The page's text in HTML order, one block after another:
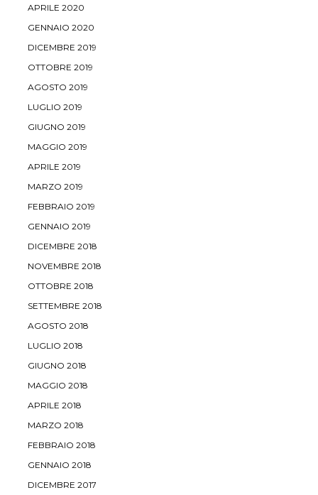
APRILE 2020
GENNAIO 2020
DICEMBRE 2019
OTTOBRE 2019
AGOSTO 2019
LUGLIO 2019
GIUGNO 2019
MAGGIO 2019
APRILE 2019
MARZO 2019
FEBBRAIO 2019
GENNAIO 2019
DICEMBRE 2018
NOVEMBRE 2018
OTTOBRE 2018
SETTEMBRE 2018
AGOSTO 2018
LUGLIO 2018
GIUGNO 2018
MAGGIO 2018
APRILE 2018
MARZO 2018
FEBBRAIO 2018
GENNAIO 2018
DICEMBRE 2017